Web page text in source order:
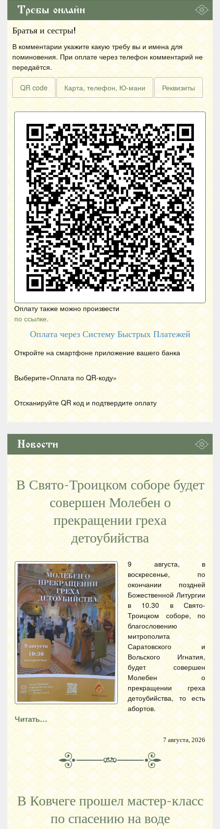
Требы онлайн
Братья и сестры!
В комментарии укажите какую требу вы и имена для
поминовения. При оплате через телефон комментарий не
передаётся.
QR code Карта, телефон, Ю-мани Реквизиты
Оплату также можно произвести
по ссылке.
Оплата через Систему Быстрых Платежей
Откройте на смартфоне приложение вашего банка
Выберите«Оплата по QR-коду»
Отсканируйте QR код и подтвердите оплату
Новости
В Свято-Троицком соборе будет
совершен Молебен о
прекращении греха
детоубийства
9 августа, в
воскресенье, по
окончании поздней
Божественной Литургии
в 10.30 в Свято-
Троицком соборе, по
благословению
митрополита
Саратовского и
Вольского Игнатия,
будет совершен
Молебен о
прекращении греха
детоубийства, то есть
абортов.
Читать…
7 августа, 2026
В Ковчеге прошел мастер-класс
по спасению на воде